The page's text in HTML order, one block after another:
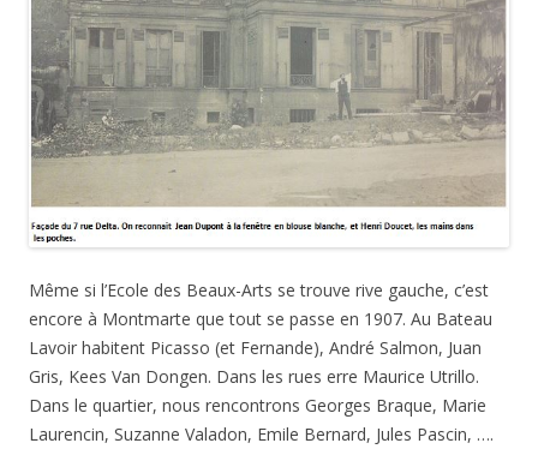
Même si l’Ecole des Beaux-Arts se trouve rive gauche, c’est
encore à Montmarte que tout se passe en 1907. Au Bateau
Lavoir habitent Picasso (et Fernande), André Salmon, Juan
Gris, Kees Van Dongen. Dans les rues erre Maurice Utrillo.
Dans le quartier, nous rencontrons Georges Braque, Marie
Laurencin, Suzanne Valadon, Emile Bernard, Jules Pascin, ….